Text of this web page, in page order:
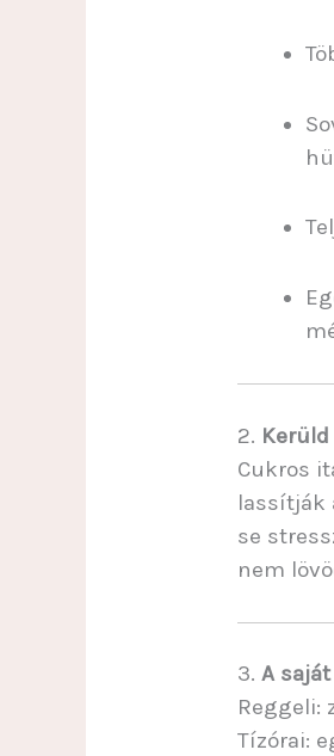
2.
Cukros
lassítják
se
nem
3. A
Reggeli:
Tízórai: